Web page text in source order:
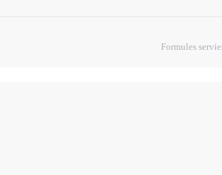
Formules